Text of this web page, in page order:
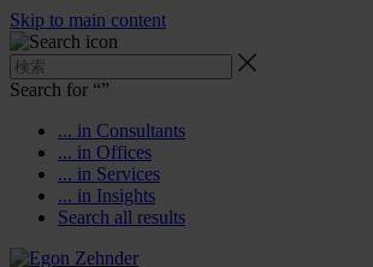
Skip to main content
Search for “”
... in Consultants
... in Offices
... in Services
... in Insights
Search all results